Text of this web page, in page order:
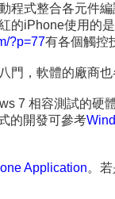
式整合各元件
iPhone使用的
?p=77有各個觸控
，軟體的廠商
7 相容測試的硬
的開發可參考
Application。